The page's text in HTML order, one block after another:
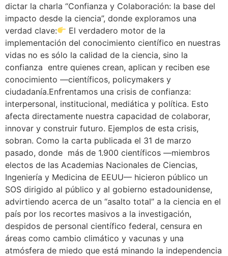
dictar la charla “Confianza y Colaboración: la base del
impacto desde la ciencia”, donde exploramos una
verdad clave:
El verdadero motor de la
implementación del conocimiento científico en nuestras
vidas no es sólo la calidad de la ciencia, sino la
confianza entre quienes crean, aplican y reciben ese
conocimiento —científicos, policymakers y
ciudadanía.Enfrentamos una crisis de confianza:
interpersonal, institucional, mediática y política. Esto
afecta directamente nuestra capacidad de colaborar,
innovar y construir futuro. Ejemplos de esta crisis,
sobran. Como la carta publicada el 31 de marzo
pasado, donde más de 1.900 científicos —miembros
electos de las Academias Nacionales de Ciencias,
Ingeniería y Medicina de EEUU— hicieron público un
SOS dirigido al público y al gobierno estadounidense,
advirtiendo acerca de un “asalto total” a la ciencia en el
país por los recortes masivos a la investigación,
despidos de personal científico federal, censura en
áreas como cambio climático y vacunas y una
atmósfera de miedo que está minando la independencia